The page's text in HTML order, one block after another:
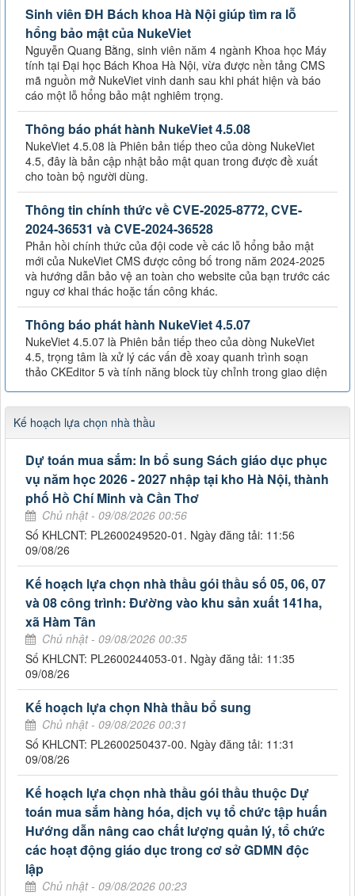
Sinh viên ĐH Bách khoa Hà Nội giúp tìm ra lỗ
hổng bảo mật của NukeViet
Nguyễn Quang Bằng, sinh viên năm 4 ngành Khoa học Máy
tính tại Đại học Bách Khoa Hà Nội, vừa được nền tảng CMS
mã nguồn mở NukeViet vinh danh sau khi phát hiện và báo
cáo một lỗ hổng bảo mật nghiêm trọng.
Thông báo phát hành NukeViet 4.5.08
NukeViet 4.5.08 là Phiên bản tiếp theo của dòng NukeViet
4.5, đây là bản cập nhật bảo mật quan trong được đề xuất
cho toàn bộ người dùng.
Thông tin chính thức về CVE-2025-8772, CVE-
2024-36531 và CVE-2024-36528
Phản hồi chính thức của đội code về các lỗ hổng bảo mật
mới của NukeViet CMS được công bố trong năm 2024-2025
và hướng dẫn bảo vệ an toàn cho website của bạn trước các
nguy cơ khai thác hoặc tấn công khác.
Thông báo phát hành NukeViet 4.5.07
NukeViet 4.5.07 là Phiên bản tiếp theo của dòng NukeViet
4.5, trọng tâm là xử lý các vấn đề xoay quanh trình soạn
thảo CKEditor 5 và tính năng block tùy chỉnh trong giao diện
Kế hoạch lựa chọn nhà thầu
Dự toán mua sắm: In bổ sung Sách giáo dục phục
vụ năm học 2026 - 2027 nhập tại kho Hà Nội, thành
phố Hồ Chí Minh và Cần Thơ
Chủ nhật - 09/08/2026 00:56
Số KHLCNT: PL2600249520-01. Ngày đăng tải: 11:56
09/08/26
Kế hoạch lựa chọn nhà thầu gói thầu số 05, 06, 07
và 08 công trình: Đường vào khu sản xuất 141ha,
xã Hàm Tân
Chủ nhật - 09/08/2026 00:35
Số KHLCNT: PL2600244053-01. Ngày đăng tải: 11:35
09/08/26
Kế hoạch lựa chọn Nhà thầu bổ sung
Chủ nhật - 09/08/2026 00:31
Số KHLCNT: PL2600250437-00. Ngày đăng tải: 11:31
09/08/26
Kế hoạch lựa chọn nhà thầu gói thầu thuộc Dự
toán mua sắm hàng hóa, dịch vụ tổ chức tập huấn
Hướng dẫn nâng cao chất lượng quản lý, tổ chức
các hoạt động giáo dục trong cơ sở GDMN độc
lập
Chủ nhật - 09/08/2026 00:23